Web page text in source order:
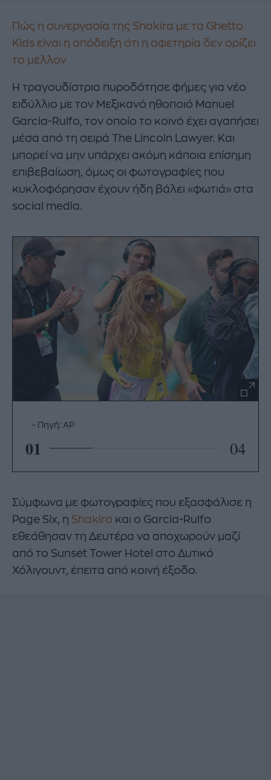
Πώς η συνεργασία της Shakira με τα Ghetto
Kids είναι η απόδειξη ότι η αφετηρία δεν ορίζει
το μέλλον
Η τραγουδίστρια πυροδότησε φήμες για νέο
ειδύλλιο με τον Μεξικανό ηθοποιό Manuel
Garcia-Rulfo, τον οποίο το κοινό έχει αγαπήσει
μέσα από τη σειρά The Lincoln Lawyer. Και
μπορεί να μην υπάρχει ακόμη κάποια επίσημη
επιβεβαίωση, όμως οι φωτογραφίες που
κυκλοφόρησαν έχουν ήδη βάλει «φωτιά» στα
social media.
Πηγή: AP
01 04
Σύμφωνα με φωτογραφίες που εξασφάλισε η
Page Six, η Shakira και ο Garcia-Rulfo
εθεάθησαν τη Δευτέρα να αποχωρούν μαζί
από το Sunset Tower Hotel στο Δυτικό
Χόλιγουντ, έπειτα από κοινή έξοδο.